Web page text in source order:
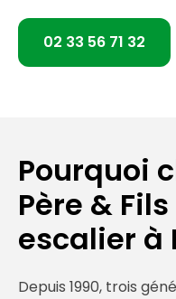
02 33 56 71 32
Pourquoi
Père &
escalier à
Depuis 1990, trois